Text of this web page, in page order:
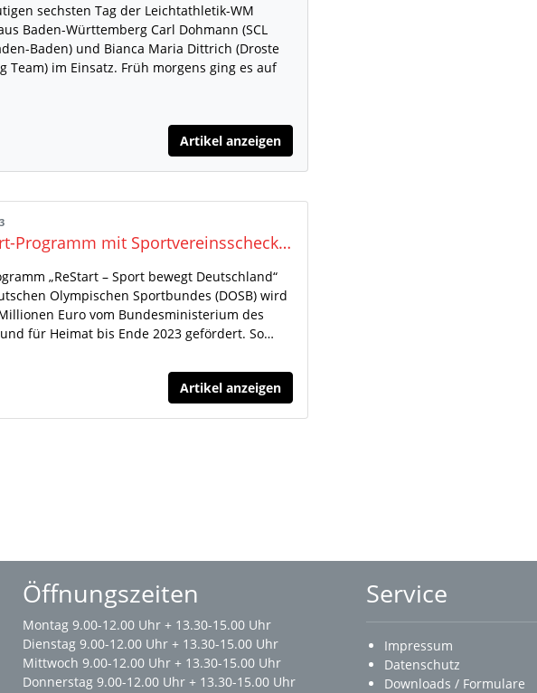
sechsten Tag der Leichtathletik-WM
Baden-Württemberg Carl Dohmann (SCL
Baden) und Bianca Maria Dittrich (Droste
Team) im Einsatz. Früh morgens ging es auf
Artikel anzeigen
ReStart-Programm mit Sportvereinsschecks für Vereine bis 31. Oktober verlängert
„ReStart – Sport bewegt Deutschland“
Olympischen Sportbundes (DOSB) wird
Euro vom Bundesministerium des
für Heimat bis Ende 2023 gefördert. So…
Artikel anzeigen
Öffnungszeiten
Montag 9.00-12.00 Uhr + 13.30-15.00 Uhr
Dienstag 9.00-12.00 Uhr + 13.30-15.00 Uhr
Mittwoch 9.00-12.00 Uhr + 13.30-15.00 Uhr
Donnerstag 9.00-12.00 Uhr + 13.30-15.00 Uhr
Service
Impressum
Datenschutz
Downloads / Formulare